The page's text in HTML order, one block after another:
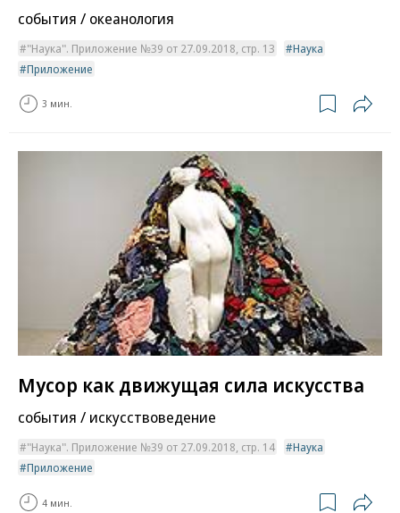
события / океанология
"Наука". Приложение №39 от 27.09.2018, стр. 13
Наука
Приложение
3 мин.
Мусор как движущая сила искусства
события / искусствоведение
"Наука". Приложение №39 от 27.09.2018, стр. 14
Наука
Приложение
4 мин.